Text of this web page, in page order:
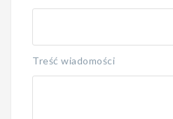
Treść wiadomości